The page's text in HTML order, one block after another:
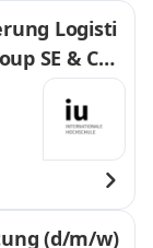
Logisti
SE & Co.
(d/m/w)